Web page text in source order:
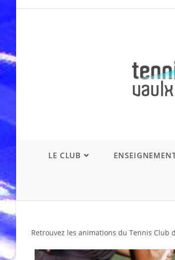
LE CLUB
Retrouvez les animations du Tennis Club